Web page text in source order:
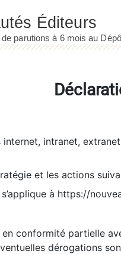
internet, intranet,
et les actions
à https://
conformité partielle
dérogations